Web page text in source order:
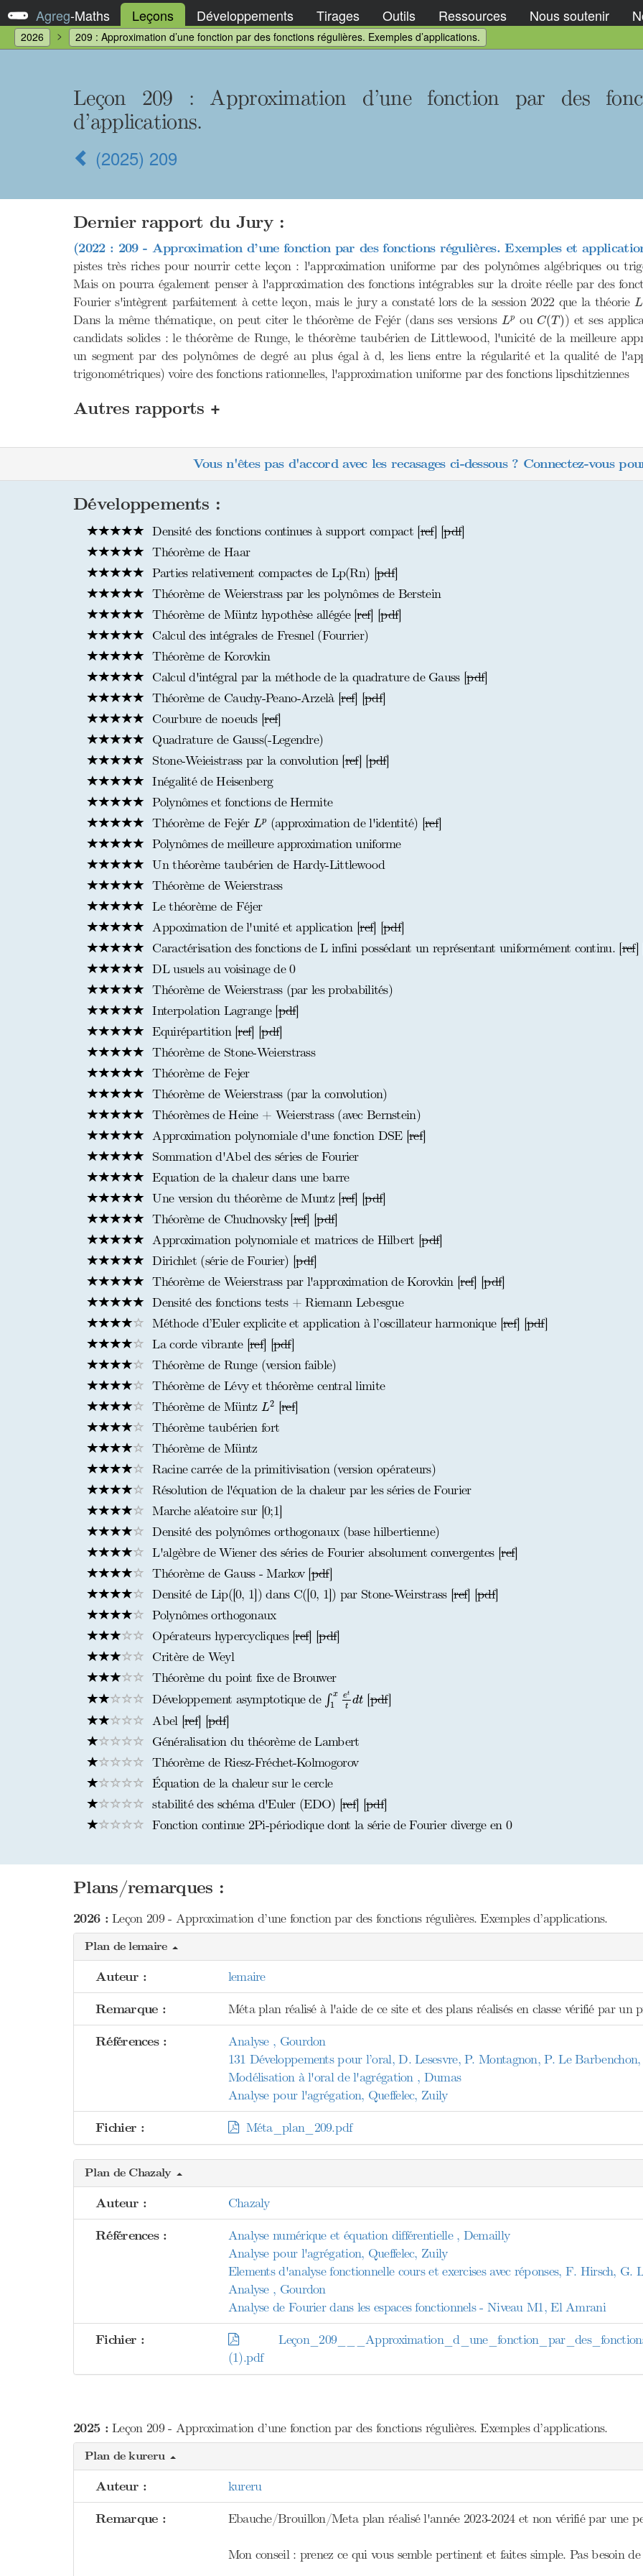
Agreg-Maths Leçons Développements Tirages Outils Ressources Nous soutenir
2026 209 : Approximation d’une fonction par des fonctions régulières. Exemples d’applications.
Leçon 209 : Approximation d’une fonction par des
d’applications.
(2025) 209
Dernier rapport du Jury :
(2022 : 209 - Approximation d’une fonction par des fonctions régulières. Exemples et
pistes très riches pour nourrir cette leçon : l'approximation uniforme par des polynômes algébriques ou
Mais on pourra également penser à l'approximation des fonctions intégrables sur la droite réelle par des
Fourier s'intègrent parfaitement à cette leçon, mais le jury a constaté lors de la session 2022 que la théorieL
L
Dans la même thématique, on peut citer le théorème de Fejér (dans ses versions Lp
Lp ou C(T)
C(T)) et ses
candidats solides : le théorème de Runge, le théorème taubérien de Littlewood, l'unicité de la meilleure
un segment par des polynômes de degré au plus égal à d, les liens entre la régularité et la qualité de
trigonométriques) voire des fonctions rationnelles, l'approximation uniforme par des fonctions lipschitziennes
Autres rapports +
Vous n'êtes pas d'accord avec les recasages ci-dessous ? Connectez-vous
Développements :
Densité des fonctions continues à support compact [ref] [pdf]
Théorème de Haar
Parties relativement compactes de Lp(Rn) [pdf]
Théorème de Weierstrass par les polynômes de Berstein
Théorème de Müntz hypothèse allégée [ref] [pdf]
Calcul des intégrales de Fresnel (Fourrier)
Théorème de Korovkin
Calcul d'intégral par la méthode de la quadrature de Gauss [pdf]
Théorème de Cauchy-Peano-Arzelà [ref] [pdf]
Courbure de noeuds [ref]
Quadrature de Gauss(-Legendre)
Stone-Weieistrass par la convolution [ref] [pdf]
Inégalité de Heisenberg
Polynômes et fonctions de Hermite
Théorème de Fejér Lp
Lp (approximation de l'identité) [ref]
Polynômes de meilleure approximation uniforme
Un théorème taubérien de Hardy-Littlewood
Théorème de Weierstrass
Le théorème de Féjer
Appoximation de l'unité et application [ref] [pdf]
Caractérisation des fonctions de L infini possédant un représentant uniformément continu. [ref]
DL usuels au voisinage de 0
Théorème de Weierstrass (par les probabilités)
Interpolation Lagrange [pdf]
Equirépartition [ref] [pdf]
Théorème de Stone-Weierstrass
Théorème de Fejer
Théorème de Weierstrass (par la convolution)
Théorèmes de Heine + Weierstrass (avec Bernstein)
Approximation polynomiale d'une fonction DSE [ref]
Sommation d'Abel des séries de Fourier
Equation de la chaleur dans une barre
Une version du théorème de Muntz [ref] [pdf]
Théorème de Chudnovsky [ref] [pdf]
Approximation polynomiale et matrices de Hilbert [pdf]
Dirichlet (série de Fourier) [pdf]
Théorème de Weierstrass par l'approximation de Korovkin [ref] [pdf]
Densité des fonctions tests + Riemann Lebesgue
Méthode d’Euler explicite et application à l’oscillateur harmonique [ref] [pdf]
La corde vibrante [ref] [pdf]
Théorème de Runge (version faible)
Théorème de Lévy et théorème central limite
Théorème de Müntz L2
L2 [ref]
Théorème taubérien fort
Théorème de Müntz
Racine carrée de la primitivisation (version opérateurs)
Résolution de l'équation de la chaleur par les séries de Fourier
Marche aléatoire sur [0;1]
Densité des polynômes orthogonaux (base hilbertienne)
L'algèbre de Wiener des séries de Fourier absolument convergentes [ref]
Théorème de Gauss - Markov [pdf]
Densité de Lip([0, 1]) dans C([0, 1]) par Stone-Weirstrass [ref] [pdf]
Polynômes orthogonaux
Opérateurs hypercycliques [ref] [pdf]
Critère de Weyl
Théorème du point fixe de Brouwer
Développement asymptotique de ∫ x
1
et
t dt
1x et t
[pdf]
Abel [ref] [pdf]
Généralisation du théorème de Lambert
Théorème de Riesz-Fréchet-Kolmogorov
Équation de la chaleur sur le cercle
stabilité des schéma d'Euler (EDO) [ref] [pdf]
Fonction continue 2Pi-périodique dont la série de Fourier diverge en 0
Plans/remarques :
2026 :Leçon 209 - Approximation d’une fonction par des fonctions régulières. Exemples d’applications.
Plan de lemaire
Auteur : lemaire
Remarque : Méta plan réalisé à l'aide de ce site et des plans réalisés en classe vérifié par un
Références :
Analyse , Gourdon
131 Développements pour l’oral, D. Lesesvre, P. Montagnon, P. Le
Modélisation à l'oral de l'agrégation , Dumas
Analyse pour l'agrégation, Queffelec, Zuily
Fichier : Méta_plan_209.pdf
Plan de Chazaly
Auteur : Chazaly
Références :
Analyse numérique et équation différentielle , Demailly
Analyse pour l'agrégation, Queffelec, Zuily
Elements d'analyse fonctionnelle cours et exercises avec réponses, F. Hirsch, G.
Analyse , Gourdon
Analyse de Fourier dans les espaces fonctionnels - Niveau M1, El Amrani
Fichier :
(1).pdf
2025 :Leçon 209 - Approximation d’une fonction par des fonctions régulières. Exemples d’applications.
Plan de kureru
Auteur : kureru
Remarque : Ebauche/Brouillon/Meta plan réalisé l'année 2023-2024 et non vérifié par une
Mon conseil : prenez ce qui vous semble pertinent et faites simple. Pas besoin